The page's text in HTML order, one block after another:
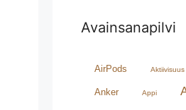
Avainsanapilvi
AirPods Aktiivisuus
Anker Appi